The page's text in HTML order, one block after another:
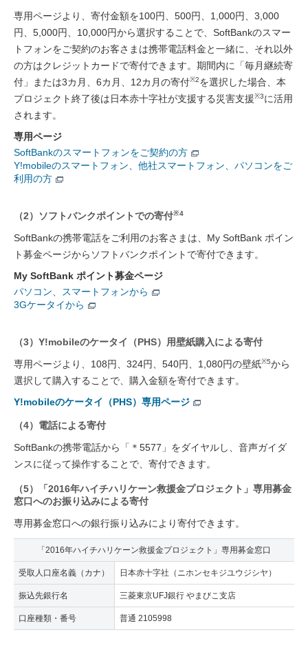
専用ページより、寄付金額を100円、500円、1,000円、3,000
円、5,000円、10,000円から選択することで、SoftBankのスマー
トフォンをご契約のお客さまは携帯電話料金と一緒に、それ以外
の方はクレジットカードで寄付できます。期間内に「毎月継続寄
付」または3カ月、6カ月、12カ月の寄付※2を選択した場合、本
プロジェクト終了後は日本赤十字社が支援する災害支援※3に活用
されます。
専用ページ
SoftBankのスマートフォンをご契約の方
Y!mobileのスマートフォン、他社スマートフォン、パソコンをご
利用の方
（2）ソフトバンクポイントでの寄付※4
SoftBankの携帯電話をご利用のお客さまは、My SoftBank ポイン
ト募金ページからソフトバンクポイントで寄付できます。
My SoftBank ポイント募金ページ
パソコン、スマートフォンから
3Gケータイから
（3）Y!mobileのケータイ（PHS）用壁紙購入による寄付
専用ページより、108円、324円、540円、1,080円の壁紙※5から
選択して購入することで、購入金額を寄付できます。
Y!mobileのケータイ（PHS）専用ページ
（4）電話による寄付
SoftBankの携帯電話から「＊5577」をダイヤルし、音声ガイダ
ンスに従って操作することで、寄付できます。
（5）「2016年ハイチハリケーン救援金プロジェクト」専用募金
窓口へのお振り込みによる寄付
専用募金窓口への銀行振り込みにより寄付できます。
「2016年ハイチハリケーン救援金プロジェクト」専用募金窓口
受取人口座名義（カナ） 日本赤十字社（ニホンセキジユウジシヤ）
振込先銀行名 三菱東京UFJ銀行 やまびこ支店
口座種類・番号 普通 2105998